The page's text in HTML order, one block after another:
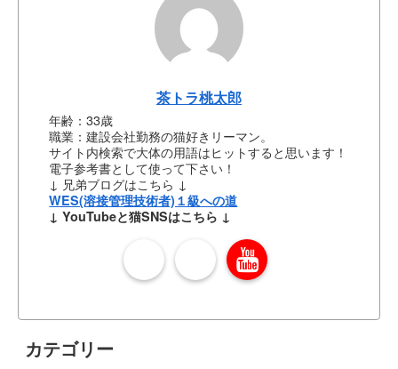
茶トラ桃太郎
年齢：33歳
職業：建設会社勤務の猫好きリーマン。
サイト内検索で大体の用語はヒットすると思います！
電子参考書として使って下さい！
↓ 兄弟ブログはこちら ↓
WES(溶接管理技術者)１級への道
↓ YouTubeと猫SNSはこちら ↓
カテゴリー